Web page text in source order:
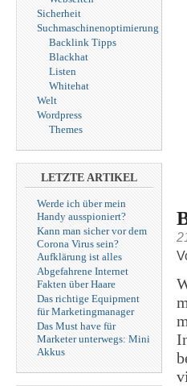
Sicherheit
Suchmaschinenoptimierung
Backlink Tipps
Blackhat
Listen
Whitehat
Welt
Wordpress
Themes
LETZTE ARTIKEL
Werde ich über mein
Handy ausspioniert?
Kann man sicher vor dem
Corona Virus sein?
Aufklärung ist alles
Abgefahrene Internet
Fakten über Haare
Das richtige Equipment
für Marketingmanager
Das Must have für
Marketer unterwegs: Mini
Akkus